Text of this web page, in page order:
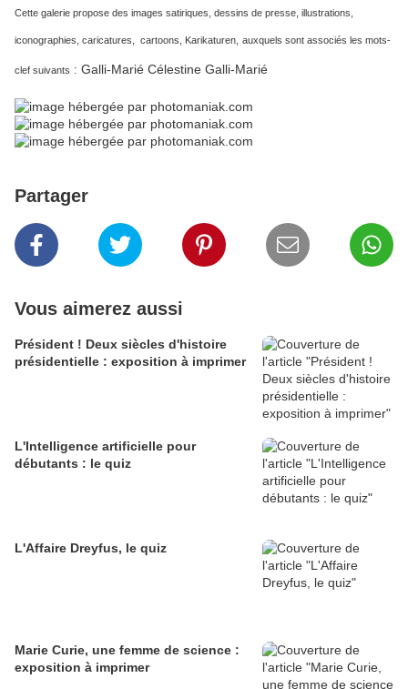
Cette galerie propose des images satiriques, dessins de presse, illustrations,
iconographies, caricatures, cartoons, Karikaturen, auxquels sont associés les mots-
clef suivants : Galli-Marié Célestine Galli-Marié
Partager
Vous aimerez aussi
Président ! Deux siècles d'histoire
présidentielle : exposition à imprimer
L'Intelligence artificielle pour
débutants : le quiz
L'Affaire Dreyfus, le quiz
Marie Curie, une femme de science :
exposition à imprimer